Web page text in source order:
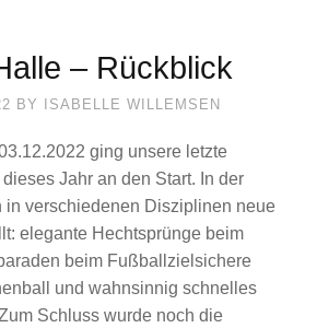
– Rückblick
BY ISABELLE WILLEMSEN
ging unsere letzte
Jahr an den Start. In der
in verschiedenen Disziplinen neue
elegante Hechtsprünge beim
beim Fußballzielsichere
und wahnsinnig schnelles
Schluss wurde noch die